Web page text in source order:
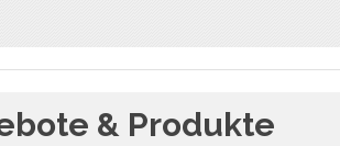
& Produkte